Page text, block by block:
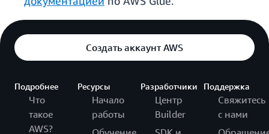
Создать аккаунт AWS
Подробнее
Что
такое
AWS?
Ресурсы
Начало
работы
Разработчики
Центр
Builder
Поддержка
Свяжитесь
с нами